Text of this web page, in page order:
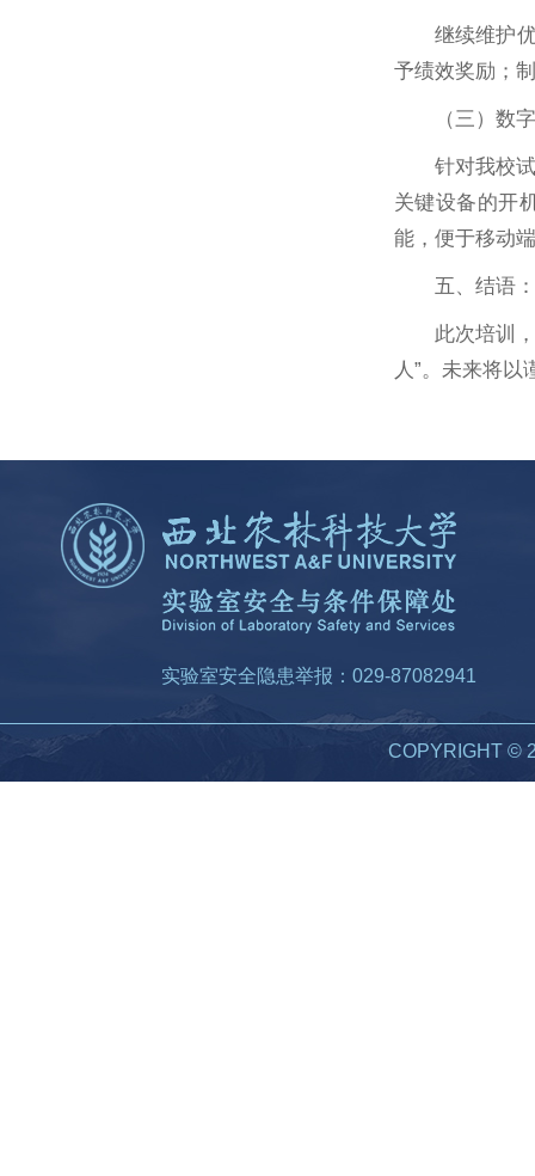
继续维护
予绩效奖励；
（三）数
针对我校
关键设备的开
能，便于移动
五、结语
此次培训
人”。未来将
实验室安全隐患举报：029-87082941
COPYRIGHT ©